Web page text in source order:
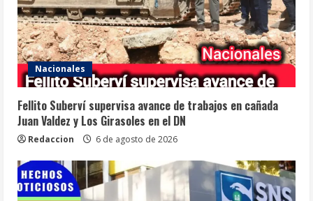
Nacionales
Fellito Suberví supervisa avance de trabajos en cañada
Juan Valdez y Los Girasoles en el DN
Redaccion 6 de agosto de 2026